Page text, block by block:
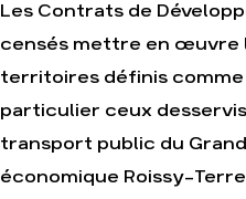
Agir
Faire un don
S'engager sur le
terrain
Agir au quotidien
Les Contrats de
censés mettre en œuvre
territoires définis
particulier ceux
transport public du
économique Roissy-